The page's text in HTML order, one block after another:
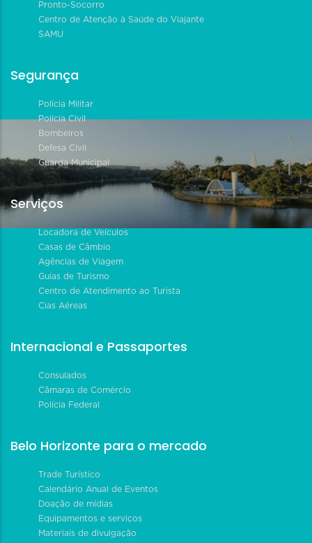
Pronto-Socorro
Centro de Atenção à Saúde do Viajante
SAMU
Segurança
Polícia Militar
Polícia Civil
Bombeiros
Defesa Civil
Guarda Municipal
Serviços
Locadora de Veículos
Casas de Câmbio
Agências de Viagem
Guias de Turismo
Centro de Atendimento ao Turista
Cias Aéreas
Internacional e Passaportes
Consulados
Câmaras de Comércio
Polícia Federal
Belo Horizonte para o mercado
Trade Turístico
Calendário Anual de Eventos
Doação de mídias
Equipamentos e serviços
Materiais de divulgação